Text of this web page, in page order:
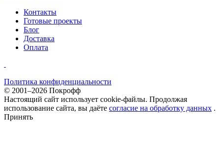
Контакты
Готовые проекты
Блог
Доставка
Оплата
Политика конфиденциальности
© 2001–2026 Покрофф
Настоящий сайт использует cookie-файлы. Продолжая
использование сайта, вы даёте согласие на обработку данных .
Принять